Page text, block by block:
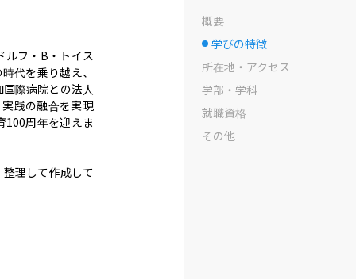
ルフ・B・トイス
代を乗り越え、
際病院との法人
践の融合を実現
100周年を迎えま
理して作成して
概要
選択中のドット
学びの特徴
所在地・アクセス
学部・学科
就職資格
その他